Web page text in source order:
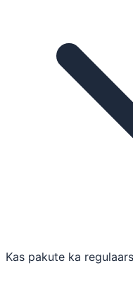
Kas pakute ka